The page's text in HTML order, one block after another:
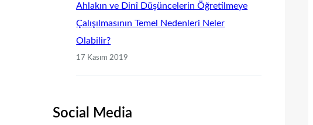
Ahlakın ve Dinî Düşüncelerin Öğretilmeye
Çalışılmasının Temel Nedenleri Neler
Olabilir?
17 Kasım 2019
Social Media